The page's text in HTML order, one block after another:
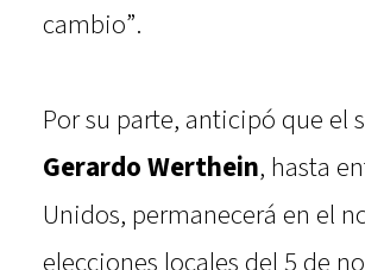
cambio”.
Por su parte, anticipó que el
Gerardo Werthein, hasta
Unidos, permanecerá en el